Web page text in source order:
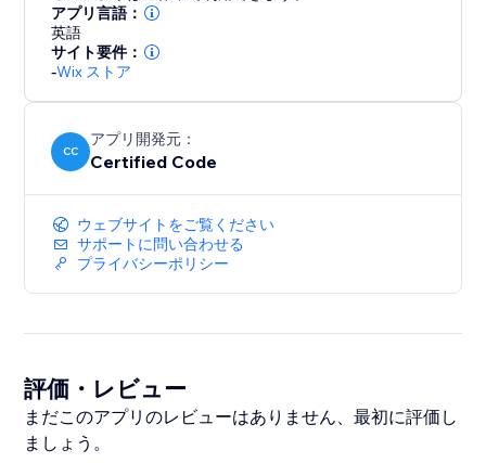
アプリ言語：
英語
サイト要件：
-Wix ストア
CC
アプリ開発元：
Certified Code
ウェブサイトをご覧ください
サポートに問い合わせる
プライバシーポリシー
評価・レビュー
まだこのアプリのレビューはありません、最初に評価し
ましょう。